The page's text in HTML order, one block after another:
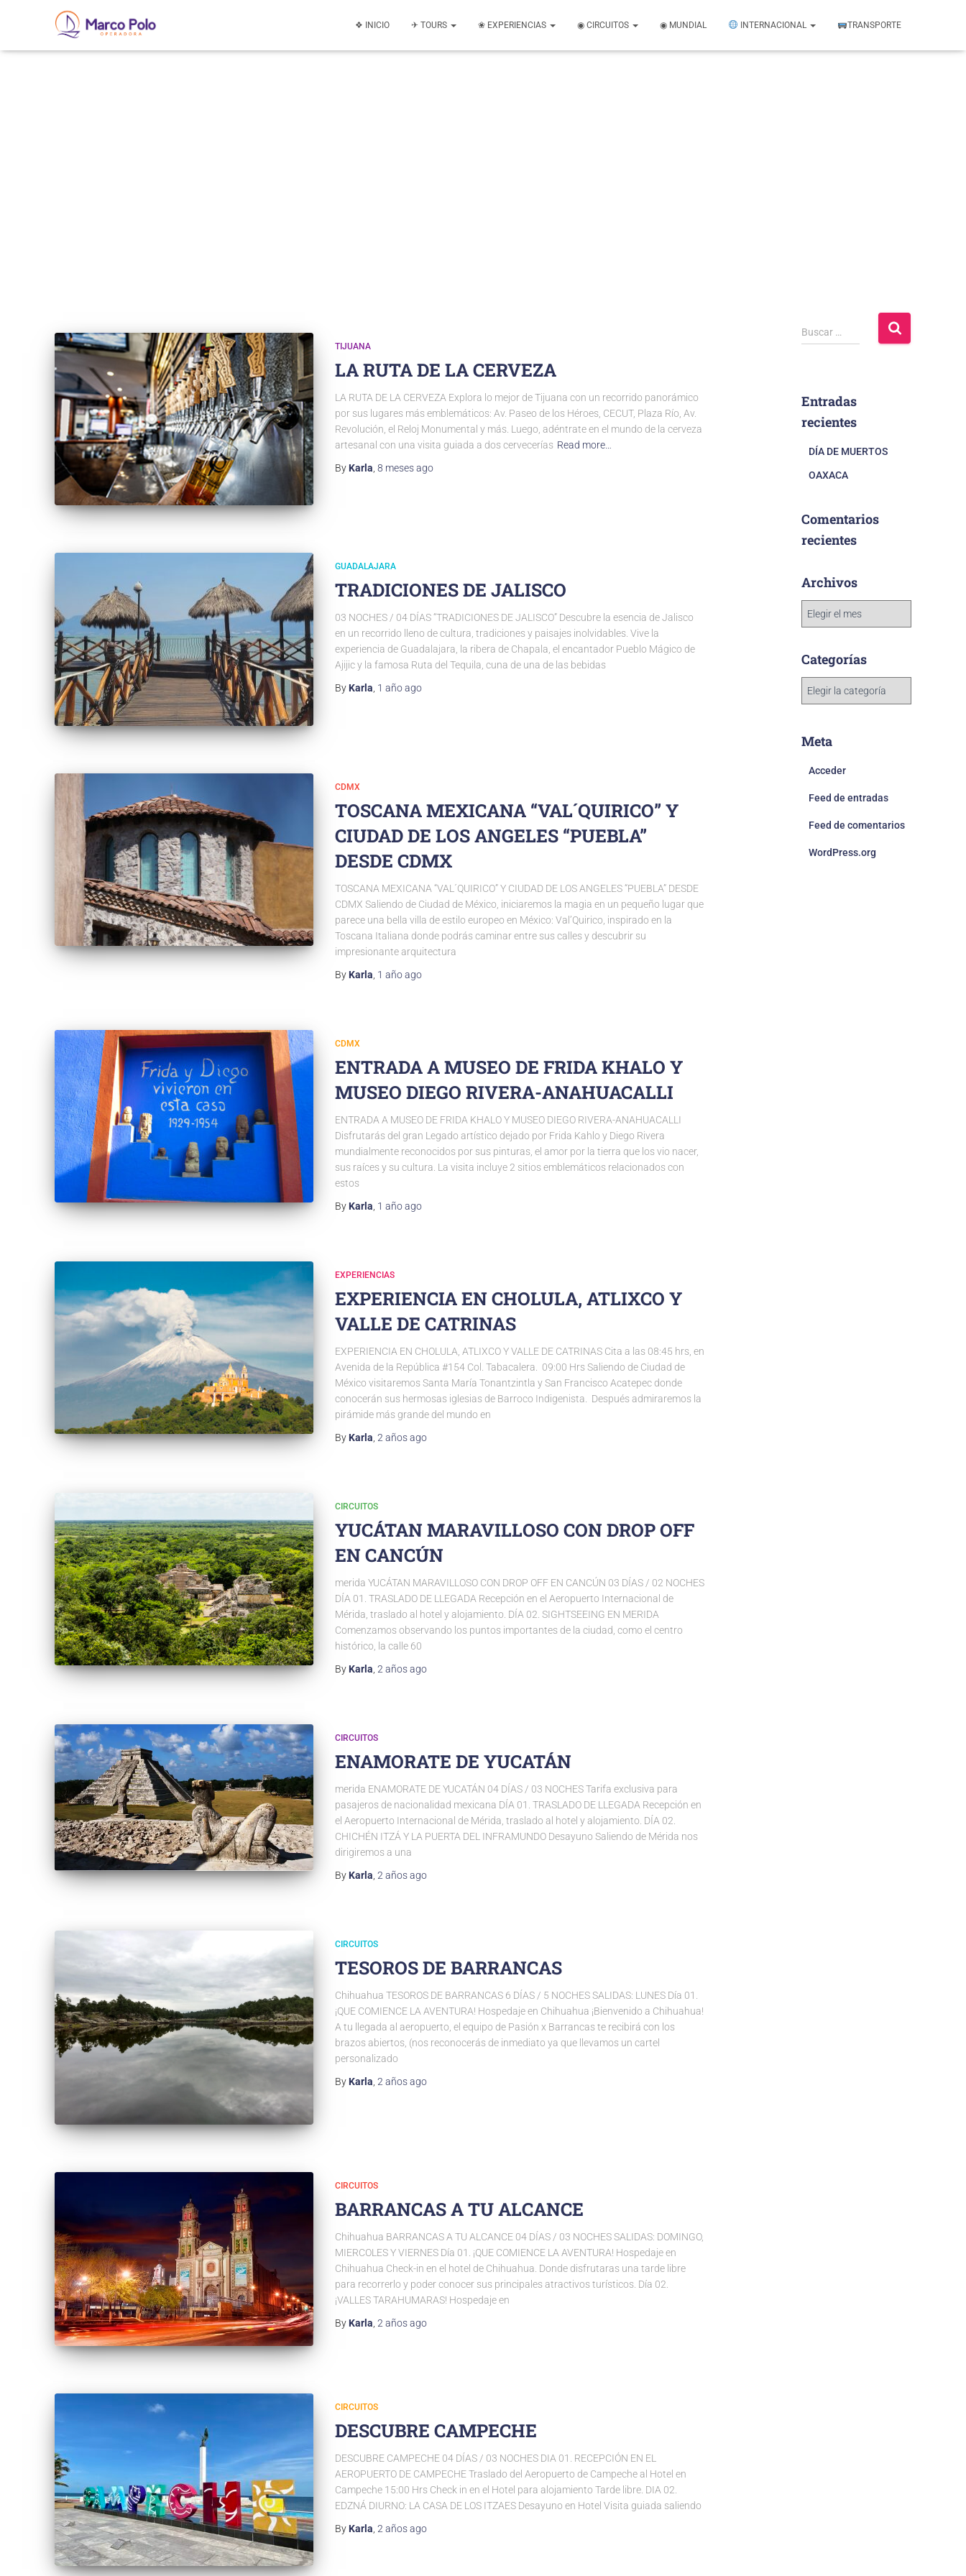
❖ INICIO ✈ TOURS ❀ EXPERIENCIAS ◉ CIRCUITOS ◉ MUNDIAL INTERNACIONAL TRANSPORTE
TIJUANA
LA RUTA DE LA CERVEZA
LA RUTA DE LA CERVEZA Explora lo mejor de Tijuana con un recorrido panorámico
por sus lugares más emblemáticos: Av. Paseo de los Héroes, CECUT, Plaza Río, Av.
Revolución, el Reloj Monumental y más. Luego, adéntrate en el mundo de la cerveza
artesanal con una visita guiada a dos cervecerías Read more…
By Karla ,8 mesesago
GUADALAJARA
TRADICIONES DE JALISCO
03 NOCHES / 04 DÍAS “TRADICIONES DE JALISCO” Descubre la esencia de Jalisco
en un recorrido lleno de cultura, tradiciones y paisajes inolvidables. Vive la
experiencia de Guadalajara, la ribera de Chapala, el encantador Pueblo Mágico de
Ajijic y la famosa Ruta del Tequila, cuna de una de las bebidas
By Karla, 1 añoago
CDMX
TOSCANA MEXICANA “VAL´QUIRICO” Y
CIUDAD DE LOS ANGELES “PUEBLA”
DESDE CDMX
TOSCANA MEXICANA “VAL´QUIRICO” Y CIUDAD DE LOS ANGELES “PUEBLA” DESDE
CDMX Saliendo de Ciudad de México, iniciaremos la magia en un pequeño lugar que
parece una bella villa de estilo europeo en México: Val’Quirico, inspirado en la
Toscana Italiana donde podrás caminar entre sus calles y descubrir su
impresionante arquitectura
By Karla 1 añoago
CDMX
ENTRADA A MUSEO DE FRIDA KHALO Y
MUSEO DIEGO RIVERA-ANAHUACALLI
ENTRADA A MUSEO DE FRIDA KHALO Y MUSEO DIEGO RIVERA-ANAHUACALLI
Disfrutarás del gran Legado artístico dejado por Frida Kahlo y Diego Rivera
mundialmente reconocidos por sus pinturas, el amor por la tierra que los vio nacer,
sus raíces y su cultura. La visita incluye 2 sitios emblemáticos relacionados con
estos
By Karla 1 añoago
EXPERIENCIAS
EXPERIENCIA EN CHOLULA, ATLIXCO Y
VALLE DE CATRINAS
EXPERIENCIA EN CHOLULA, ATLIXCO Y VALLE DE CATRINAS Cita a las 08:45 hrs, en
Avenida de la República #154 Col. Tabacalera. 09:00 Hrs Saliendo de Ciudad de
México visitaremos Santa María Tonantzintla y San Francisco Acatepec donde
conocerán sus hermosas iglesias de Barroco Indigenista. Después admiraremos la
pirámide más grande del mundo en
By Karla ,2 añosago
CIRCUITOS
YUCÁTAN MARAVILLOSO CON DROP OFF
EN CANCÚN
merida YUCÁTAN MARAVILLOSO CON DROP OFF EN CANCÚN 03 DÍAS / 02 NOCHES
DÍA 01. TRASLADO DE LLEGADA Recepción en el Aeropuerto Internacional de
Mérida, traslado al hotel y alojamiento. DÍA 02. SIGHTSEEING EN MERIDA
Comenzamos observando los puntos importantes de la ciudad, como el centro
histórico, la calle 60
By Karla ,2 añosago
CIRCUITOS
ENAMORATE DE YUCATÁN
merida ENAMORATE DE YUCATÁN 04 DÍAS / 03 NOCHES Tarifa exclusiva para
pasajeros de nacionalidad mexicana DÍA 01. TRASLADO DE LLEGADA Recepción en
el Aeropuerto Internacional de Mérida, traslado al hotel y alojamiento. DÍA 02.
CHICHÉN ITZÁ Y LA PUERTA DEL INFRAMUNDO Desayuno Saliendo de Mérida nos
dirigiremos a una
By Karla ,2 añosago
CIRCUITOS
TESOROS DE BARRANCAS
Chihuahua TESOROS DE BARRANCAS 6 DÍAS / 5 NOCHES SALIDAS: LUNES Día 01.
¡QUE COMIENCE LA AVENTURA! Hospedaje en Chihuahua ¡Bienvenido a Chihuahua!
A tu llegada al aeropuerto, el equipo de Pasión x Barrancas te recibirá con los
brazos abiertos, (nos reconocerás de inmediato ya que llevamos un cartel
personalizado
By Karla ,2 añosago
CIRCUITOS
BARRANCAS A TU ALCANCE
Chihuahua BARRANCAS A TU ALCANCE 04 DÍAS / 03 NOCHES SALIDAS: DOMINGO,
MIERCOLES Y VIERNES Día 01. ¡QUE COMIENCE LA AVENTURA! Hospedaje en
Chihuahua Check-in en el hotel de Chihuahua. Donde disfrutaras una tarde libre
para recorrerlo y poder conocer sus principales atractivos turísticos. Día 02.
¡VALLES TARAHUMARAS! Hospedaje en
By Karla,2 añosago
CIRCUITOS
DESCUBRE CAMPECHE
DESCUBRE CAMPECHE 04 DÍAS / 03 NOCHES DIA 01. RECEPCIÓN EN EL
AEROPUERTO DE CAMPECHE Traslado del Aeropuerto de Campeche al Hotel en
Campeche 15:00 Hrs Check in en el Hotel para alojamiento Tarde libre. DIA 02.
EDZNÁ DIURNO: LA CASA DE LOS ITZAES Desayuno en Hotel Visita guiada saliendo
By Karla ,2 añosago
Buscar …
Entradas
recientes
DÍA DE MUERTOS
OAXACA
Comentarios
recientes
Archivos
Categorías
Meta
Acceder
Feed de entradas
Feed de comentarios
WordPress.org